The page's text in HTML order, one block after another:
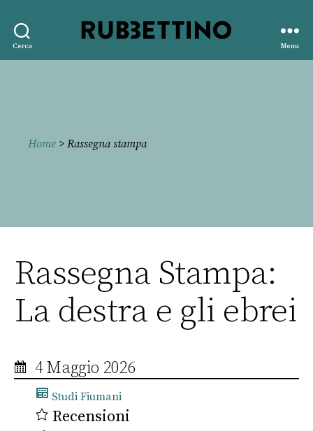
Cerca
editore
Menu
Home > Rassegna stampa
Rassegna Stampa:
La destra e gli ebrei
4 Maggio 2026
Studi Fiumani
Recensioni